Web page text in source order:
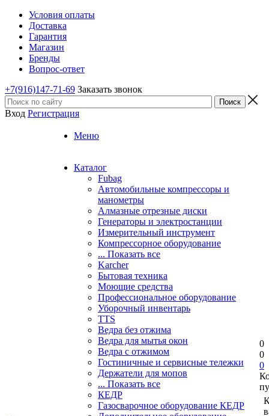
Условия оплаты
Доставка
Гарантия
Магазин
Бренды
Вопрос-ответ
+7(916)147-71-69 Заказать звонок
Вход Регистрация
Меню
Каталог
Fubag
Автомобильные компрессоры и
манометры
Алмазные отрезные диски
Генераторы и электростанции
Измерительный инструмент
Компрессорное оборудование
... Показать все
Karcher
Бытовая техника
Моющие средства
Профессиональное оборудование
Уборочный инвентарь
TTS
Ведра без отжима
Ведра для мытья окон
Ведра с отжимом
Гостиничные и сервисные тележки
Держатели для мопов
... Показать все
КЕДР
Газосварочное оборудование КЕДР
0
0
0